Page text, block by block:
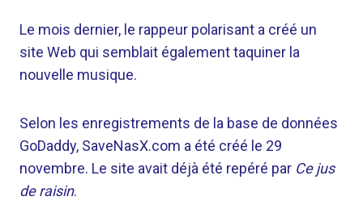
Le mois dernier, le rappeur polarisant a créé un
site Web qui semblait également taquiner la
nouvelle musique.
Selon les enregistrements de la base de données
GoDaddy, SaveNasX.com a été créé le 29
novembre. Le site avait déjà été repéré par Ce jus
de raisin.